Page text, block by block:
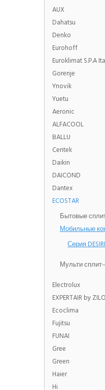
AUX
Dahatsu
Denko
Eurohoff
Euroklimat S.P.A
Gorenje
Ynovik
Yuetu
Aeronic
ALFACOOL
BALLU
Centek
Daikin
DAICOND
Dantex
ECOSTAR
Бытовые
Мобильные
Серия
Мульти
Electrolux
EXPERTAIR by
Ecoclima
Fujitsu
FUNAI
Gree
Green
Haier
Hi